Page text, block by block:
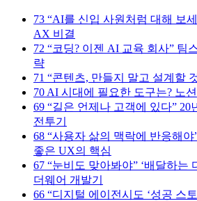
73 “AI를 신입 사원처럼 대해 보
AX 비결
72 “코딩? 이젠 AI 교육 회사” 팀
략
71 “콘텐츠, 만들지 말고 설계할
70 AI 시대에 필요한 도구는? 노
69 “길은 언제나 고객에 있다” 20
전투기
68 “사용자 삶의 맥락에 반응해
좋은 UX의 핵심
67 “눈비도 맞아봐야” ‘배달하는
더웨어 개발기
66 “디지털 에이전시도 ‘성공 스